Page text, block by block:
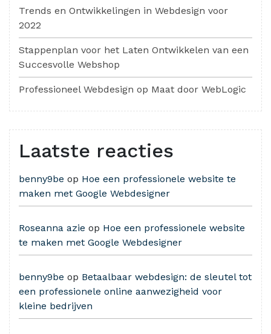
Trends en Ontwikkelingen in Webdesign voor
2022
Stappenplan voor het Laten Ontwikkelen van een
Succesvolle Webshop
Professioneel Webdesign op Maat door WebLogic
Laatste reacties
benny9be op Hoe een professionele website te
maken met Google Webdesigner
Roseanna azie op Hoe een professionele website
te maken met Google Webdesigner
benny9be op Betaalbaar webdesign: de sleutel tot
een professionele online aanwezigheid voor
kleine bedrijven